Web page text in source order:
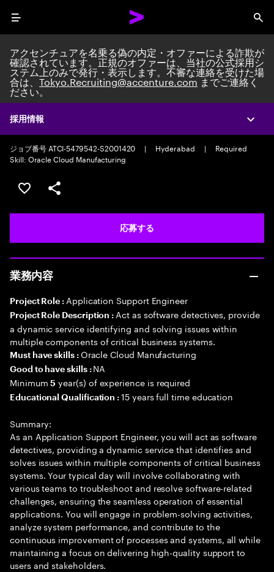
Menu
採用情報
アクセンチュアを名乗る偽の内定・オファーによる詐欺が
確認されています。正規のオファーは、当社の公式採用シ
ステム上のみで発行・表示します。不審な連絡を受けた場
合は、Tokyo.Recruiting@accenture.comまでご連絡く
ださい。
Application Support Engineer
Custom Software Engineering Team Lead/Consultant
|
ジョブ番号 ATCI-5479542-S2001420
| Hyderabad |
Required
Skill: Oracle Cloud Manufacturing
ポジションを保存する 【首都圏エリア】契約社員（給
シェア
応募する
業務内容
Project Role : Application Support Engineer
Project Role Description : Act as software detectives, provide
a dynamic service identifying and solving issues within
multiple components of critical business systems.
Must have skills : Oracle Cloud Manufacturing
Good to have skills : NA
Minimum5 year(s) of experience is required
Educational Qualification :15 years full time education
Summary:
As an Application Support Engineer, you will act as software
detectives, providing a dynamic service that identifies and
solves issues within multiple components of critical business
systems. Your typical day will involve collaborating with
various teams to troubleshoot and resolve software-related
challenges, ensuring the seamless operation of essential
applications. You will engage in problem-solving activities,
analyze system performance, and contribute to the
continuous improvement of processes and systems, all while
maintaining a focus on delivering high-quality support to
users and stakeholders.